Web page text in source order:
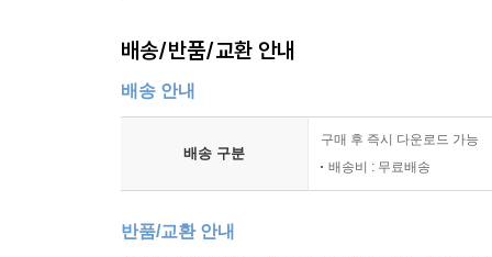
배송/반품/교환 안내
배송 안내
배송 구분
구매 후 즉시 다운로드 가능
배송비 : 무료배송
반품/교환 안내